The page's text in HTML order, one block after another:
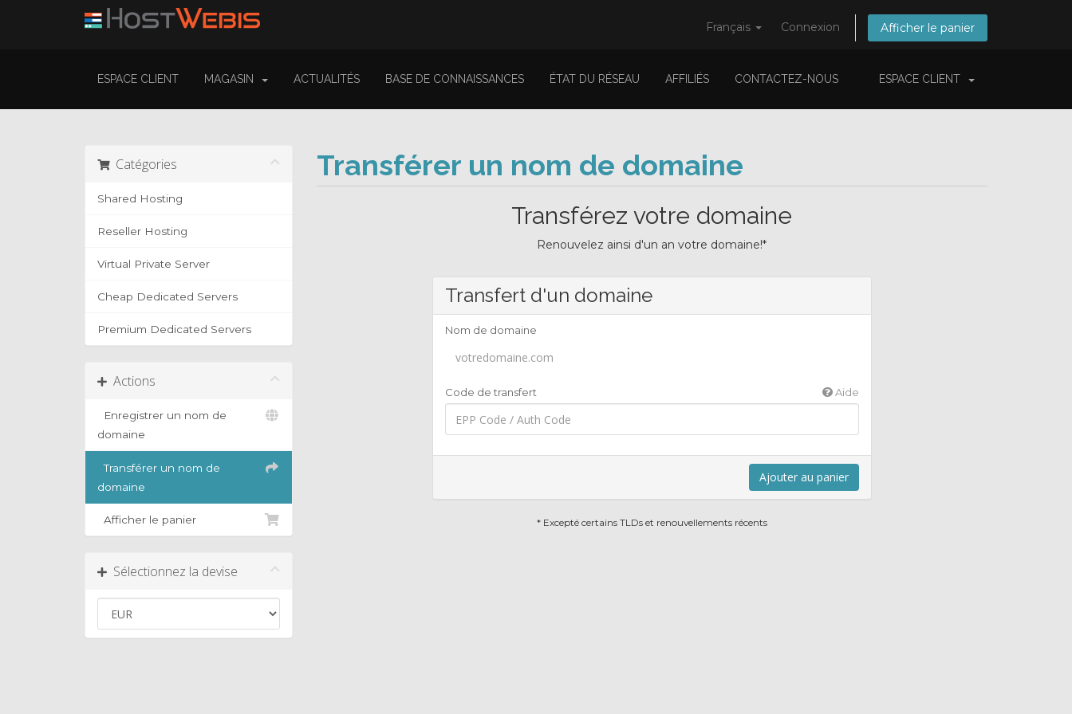
Français Connexion Afficher le panier
ESPACE CLIENT MAGASIN ACTUALITÉS BASE DE CONNAISSANCES ÉTAT DU RÉSEAU AFFILIÉS CONTACTEZ-NOUS ESPACE CLIENT
Catégories
Shared Hosting
Reseller Hosting
Virtual Private Server
Cheap Dedicated Servers
Premium Dedicated Servers
Actions
Enregistrer un nom de
domaine
Transférer un nom de
domaine
Afficher le panier
Sélectionnez la devise
Transférer un nom de domaine
Transférez votre domaine
Renouvelez ainsi d'un an votre domaine!*
Transfert d'un domaine
Nom de domaine
Code de transfert Aide
Ajouter au panier
* Excepté certains TLDs et renouvellements récents